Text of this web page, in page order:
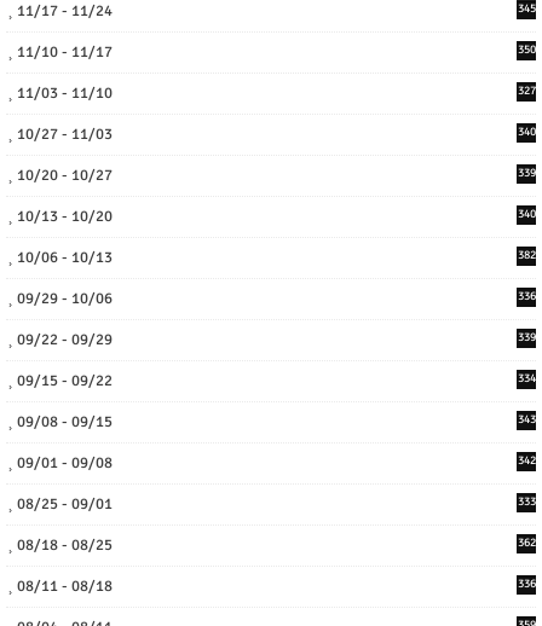
11/17 - 11/24 345
11/10 - 11/17 350
11/03 - 11/10 327
10/27 - 11/03 340
10/20 - 10/27 339
10/13 - 10/20 340
10/06 - 10/13 382
09/29 - 10/06 336
09/22 - 09/29 339
09/15 - 09/22 334
09/08 - 09/15 343
09/01 - 09/08 342
08/25 - 09/01 333
08/18 - 08/25 362
08/11 - 08/18 336